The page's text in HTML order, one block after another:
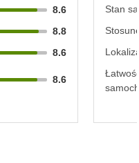
8.6
8.8
8.6
8.6
Stan